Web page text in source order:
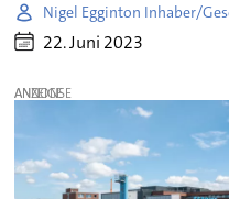
Nigel Egginton Inhaber/
22. Juni 2023
ANZEIGE